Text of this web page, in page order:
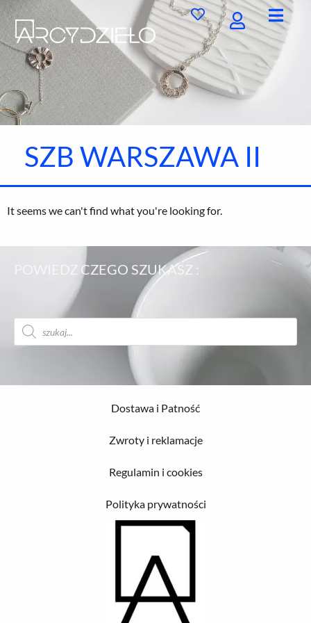
Przejdź
do
treści
SZB WARSZAWA II
It seems we can't find what you're looking for.
POWIEDZ CZEGO SZUKASZ :
Wyszukiwarka
produktów
Dostawa i Patność
Zwroty i reklamacje
Regulamin i cookies
Polityka prywatności